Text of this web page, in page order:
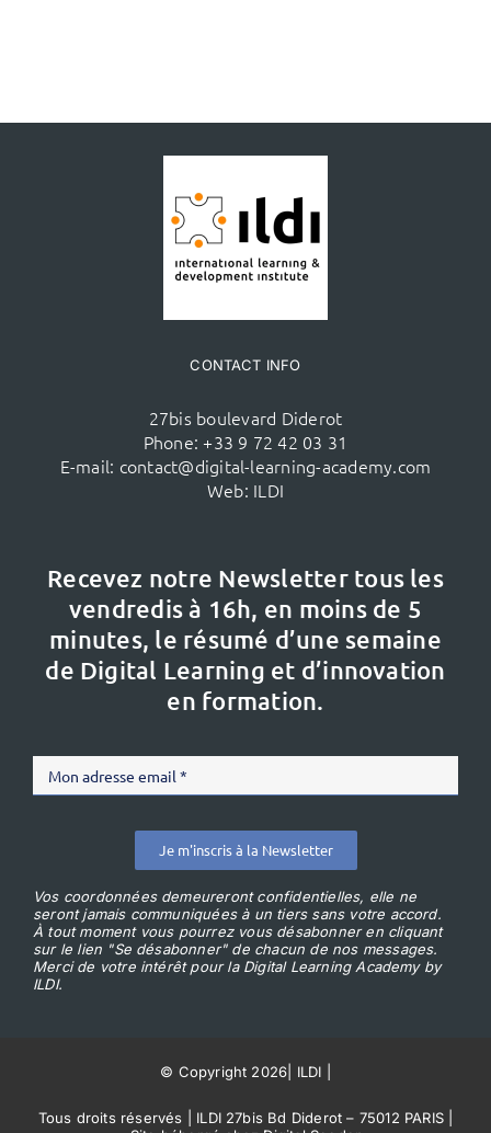
CONTACT INFO
27bis boulevard Diderot
Phone: +33 9 72 42 03 31
E-mail: contact@digital-learning-academy.com
Web: ILDI
Recevez notre Newsletter tous les
vendredis à 16h, en moins de 5
minutes, le résumé d’une semaine
de Digital Learning et d’innovation
en formation.
Je m'inscris à la Newsletter
Vos coordonnées demeureront confidentielles, elle ne
seront jamais communiquées à un tiers sans votre accord.
À tout moment vous pourrez vous désabonner en cliquant
sur le lien "Se désabonner" de chacun de nos messages.
Merci de votre intérêt pour la Digital Learning Academy by
ILDI.
© Copyright 2026 ILDI
Tous droits réservés | ILDI 27bis Bd Diderot – 75012 PARIS |